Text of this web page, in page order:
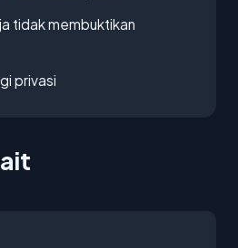
tidak membuktikan
privasi